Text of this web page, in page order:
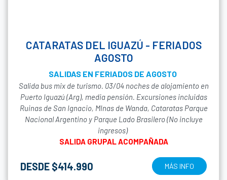
CATARATAS DEL IGUAZÚ - FERIADOS
AGOSTO
SALIDAS EN FERIADOS DE AGOSTO
Salida bus mix de turismo. 03/04 noches de alojamiento en
Puerto Iguazú (Arg), media pensión. Excursiones incluidas
Ruinas de San Ignacio, MInas de Wanda, Cataratas Parque
Nacional Argentino y Parque Lado Brasilero (No incluye
ingresos)
SALIDA GRUPAL ACOMPAÑADA
DESDE $414.990 MÁS INFO